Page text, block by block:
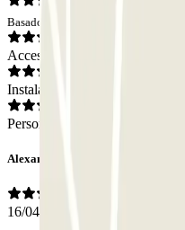
Basado en 13 opiniones
Acceso
Instalaciones
Personal
Alexander
16/04/2026